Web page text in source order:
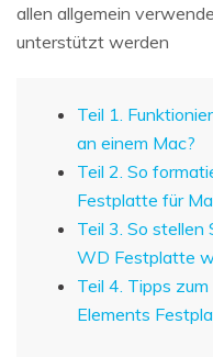
allen allgemein
unterstützt werden
Teil 1.
an einem Mac?
Teil 2. So
Festplatte für
Teil 3. So
WD Festplatte
Teil 4. Tipps
Elements